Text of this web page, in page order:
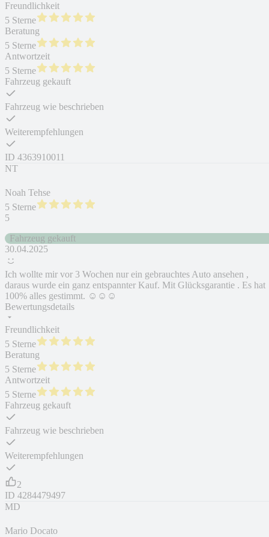
Freundlichkeit
5 Sterne
Beratung
5 Sterne
Antwortzeit
5 Sterne
Fahrzeug gekauft
Fahrzeug wie beschrieben
Weiterempfehlungen
ID 4363910011
NT
Noah Tehse
5 Sterne
5
Fahrzeug gekauft
30.04.2025
Ich wollte mir vor 3 Wochen nur ein gebrauchtes Auto ansehen ,
daraus wurde ein ganz entspannter Kauf. Mit Glücksgarantie . Es hat
100% alles gestimmt. ☺️☺️☺️
Bewertungsdetails
Freundlichkeit
5 Sterne
Beratung
5 Sterne
Antwortzeit
5 Sterne
Fahrzeug gekauft
Fahrzeug wie beschrieben
Weiterempfehlungen
2
ID 4284479497
MD
Mario Docato